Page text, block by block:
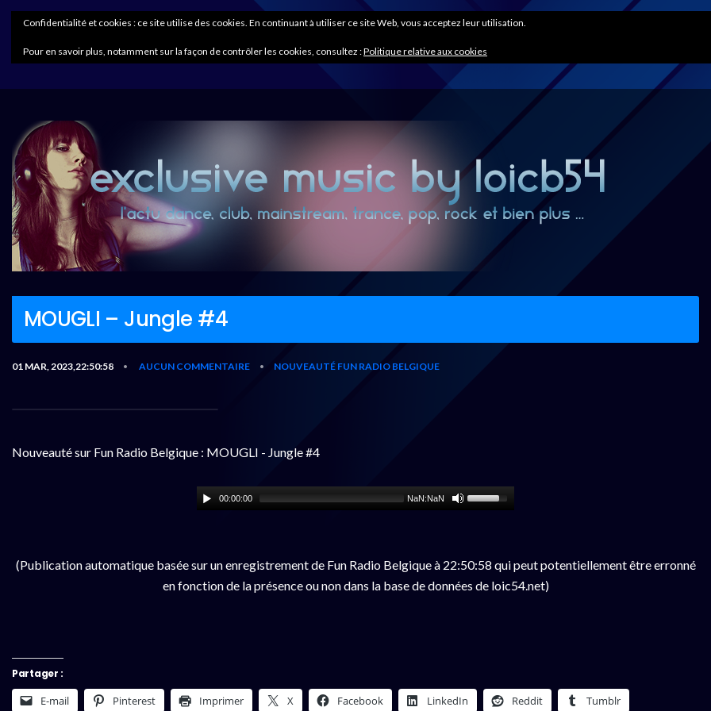
MOUGLI – Jungle #4
01 MAR, 2023,22:50:58 • AUCUN COMMENTAIRE • NOUVEAUTÉ FUN RADIO BELGIQUE
Nouveauté sur Fun Radio Belgique : MOUGLI - Jungle #4
00:00:00 NaN:NaN
(Publication automatique basée sur un enregistrement de Fun Radio Belgique à 22:50:58 qui peut potentiellement être erronné
en fonction de la présence ou non dans la base de données de loic54.net)
Partager :
E-mail Pinterest Imprimer X Facebook LinkedIn Reddit Tumblr
Confidentialité et cookies : ce site utilise des cookies. En continuant à utiliser ce site Web, vous acceptez leur utilisation.
Pour en savoir plus, notamment sur la façon de contrôler les cookies, consultez :Politique relative aux cookies